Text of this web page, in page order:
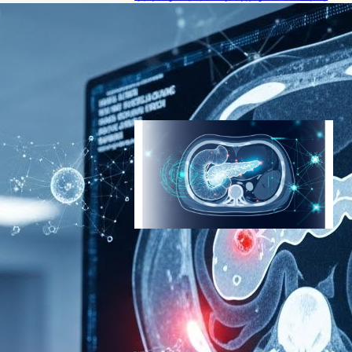
的医療機器指定を獲得 – 医師
を上回る診断精度で早期発見
に革命
AI（人工知能）ニュース｜
ヘルスケアテクノロジーニュース
2025年4月21日20:52
Mayo Clinic開発
AI「REDMOD」、CT画像か
ら「見えない」膵臓がんを平
均475日前に発見
AI（人工知能）ニュース｜
ヘルスケアテクノロジーニュース
2026年4月30日19:30